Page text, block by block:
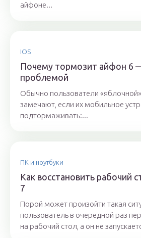
айфоне...
IOS
Почему тормозит айфон 6
проблемой
Обычно пользователи
замечают, если их мобильное
подтормаживать:...
ПК и ноутбуки
Как восстановить рабочий
7
Порой может произойти такая
пользователь в очередной раз
на рабочий стол, а он не